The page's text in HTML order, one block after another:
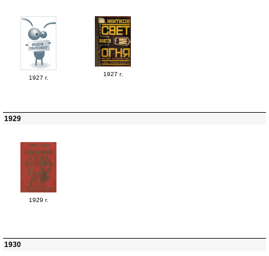
1927 г.
1927 г.
1929
1929 г.
1930